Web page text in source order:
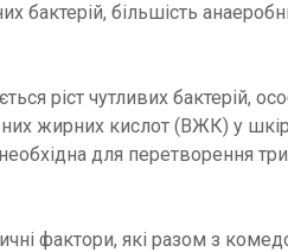
бактерій, більшість
ріст чутливих бактерій,
жирних кислот (ВЖК) у
для перетворення
фактори, які разом з